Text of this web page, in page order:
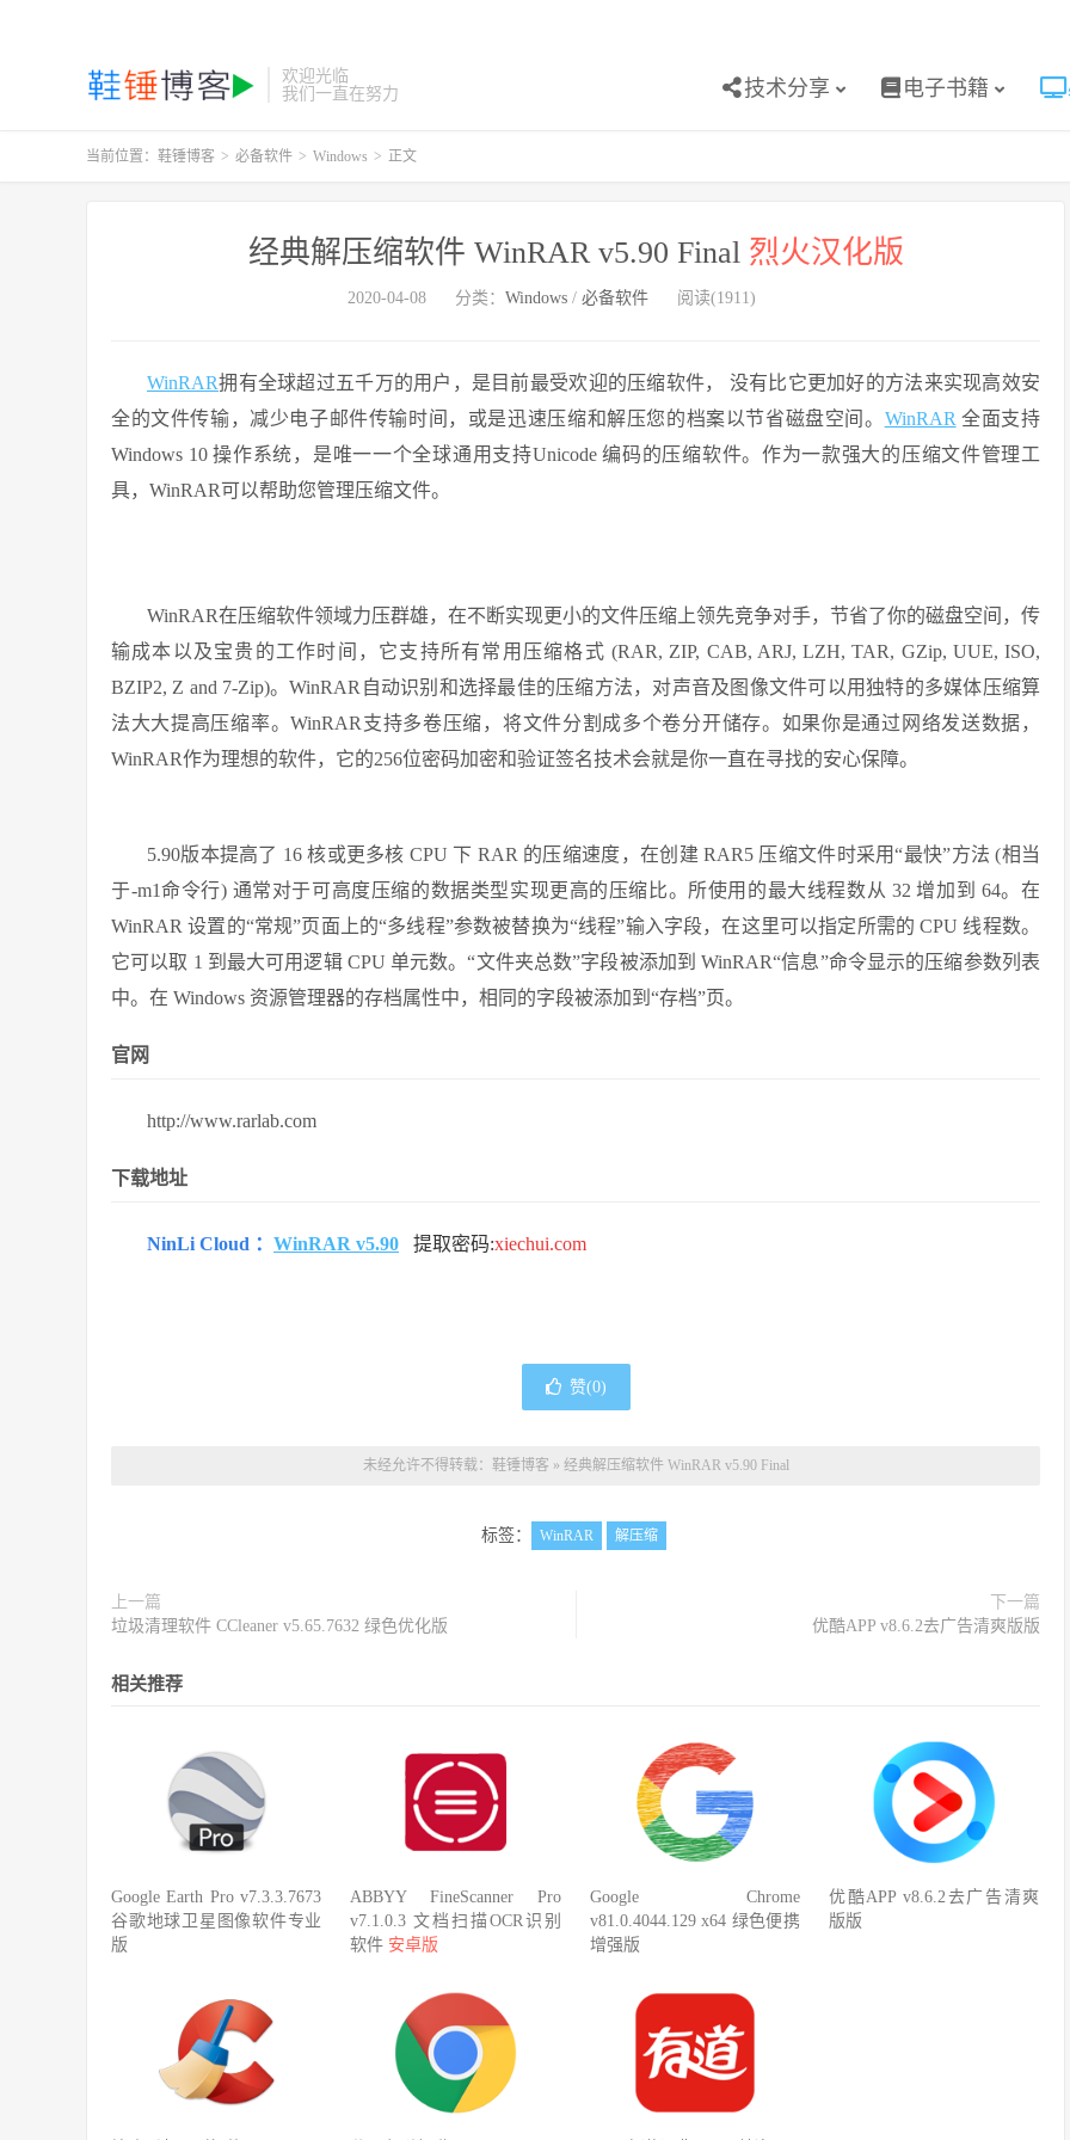
欢迎光临
我们一直在努力
技术分享 电子书籍
当前位置： 鞋锤博客 > 必备软件 > Windows > 正文
经典解压缩软件 WinRAR v5.90 Final 烈火汉化版
2020-04-08 分类： Windows / 必备软件 阅读(1911)
WinRAR拥有全球超过五千万的用户，是目前最受欢迎的压缩软件， 没有比它更加好的方法来实现高效安
全的文件传输，减少电子邮件传输时间，或是迅速压缩和解压您的档案以节省磁盘空间。 WinRAR 全面支持
Windows 10 操作系统，是唯一一个全球通用支持Unicode 编码的压缩软件。作为一款强大的压缩文件管理工
具，WinRAR可以帮助您管理压缩文件。
WinRAR在压缩软件领域力压群雄，在不断实现更小的文件压缩上领先竞争对手，节省了你的磁盘空间，传
输成本以及宝贵的工作时间，它支持所有常用压缩格式 (RAR, ZIP, CAB, ARJ, LZH, TAR, GZip, UUE, ISO,
BZIP2, Z and 7-Zip)。WinRAR自动识别和选择最佳的压缩方法，对声音及图像文件可以用独特的多媒体压缩算
法大大提高压缩率。WinRAR支持多卷压缩，将文件分割成多个卷分开储存。如果你是通过网络发送数据，
WinRAR作为理想的软件，它的256位密码加密和验证签名技术会就是你一直在寻找的安心保障。
5.90版本提高了 16 核或更多核 CPU 下 RAR 的压缩速度，在创建 RAR5 压缩文件时采用“最快”方法 (相当
于-m1命令行) 通常对于可高度压缩的数据类型实现更高的压缩比。所使用的最大线程数从 32 增加到 64。在
WinRAR 设置的“常规”页面上的“多线程”参数被替换为“线程”输入字段，在这里可以指定所需的 CPU 线程数。
它可以取 1 到最大可用逻辑 CPU 单元数。“文件夹总数”字段被添加到 WinRAR“信息”命令显示的压缩参数列表
中。在 Windows 资源管理器的存档属性中，相同的字段被添加到“存档”页。
官网
http://www.rarlab.com
下载地址
NinLi Cloud ： WinRAR v5.90 提取密码:xiechui.com
赞(0)
未经允许不得转载： 鞋锤博客 » 经典解压缩软件 WinRAR v5.90 Final
标签： WinRAR 解压缩
上一篇
垃圾清理软件 CCleaner v5.65.7632 绿色优化版
下一篇
优酷APP v8.6.2去广告清爽版版
相关推荐
Google Earth Pro v7.3.3.7673
谷歌地球卫星图像软件专业
版
ABBYY FineScanner Pro
v7.1.0.3 文档扫描OCR识别
软件 安卓版
Google Chrome
v81.0.4044.129 x64 绿色便携
增强版
优酷APP v8.6.2去广告清爽
版版